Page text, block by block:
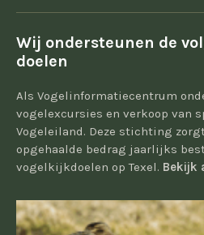
Wij ondersteunen de
doelen
Als Vogelinformatiecentrum
vogelexcursies en verkoop van
Vogeleiland. Deze stichting
opgehaalde bedrag jaarlijks
vogelkijkdoelen op Texel. Bekijk